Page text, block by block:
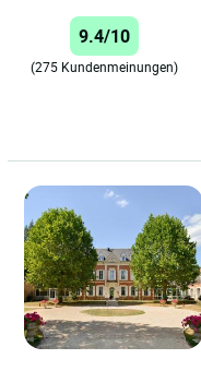
9.4/10
(275 Kundenmeinungen)